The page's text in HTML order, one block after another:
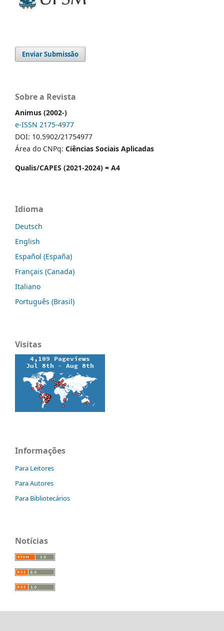
Enviar Submissão
Sobre a Revista
Animus (2002-)
e-ISSN 2175-4977
DOI: 10.5902/21754977
Área do CNPq: Ciências Sociais Aplicadas
Qualis/CAPES (2021-2024) = A4
Idioma
Deutsch
English
Español (España)
Français (Canada)
Italiano
Português (Brasil)
Visitas
Informações
Para Leitores
Para Autores
Para Bibliotecários
Notícias